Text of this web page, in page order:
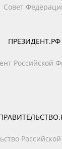
Совет
ПРЕЗИДЕНТ.РФ
Российской